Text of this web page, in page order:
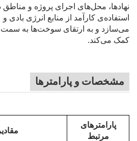
نهادها، محل‌های اجرای پروژه و مناطق
استفاده‌ی کارآمد از منابع انرژی بادی
می‌سازد و به ارتقای سوخت‌ها به
کمک می‌کند.
مشخصات و پارامترها
پارامترهای
مرتبط